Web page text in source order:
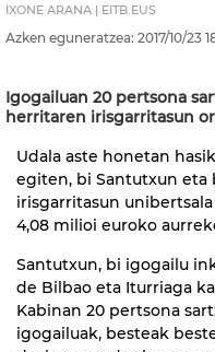
IXONE ARANA | EITB.EUS
Azken eguneratzea: 2017/10/23
Igogailuan 20 pertsona
herritaren irisgarritasun
Udala aste honetan
egiten, bi Santutxun
irisgarritasun
4,08 milioi euroko
Santutxun, bi igogailu
de Bilbao eta Iturriaga
Kabinan 20 pertsona
igogailuak, besteak